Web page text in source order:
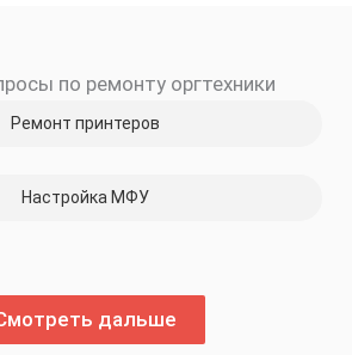
по ремонту оргтехники
Ремонт принтеров
Настройка МФУ
дальше